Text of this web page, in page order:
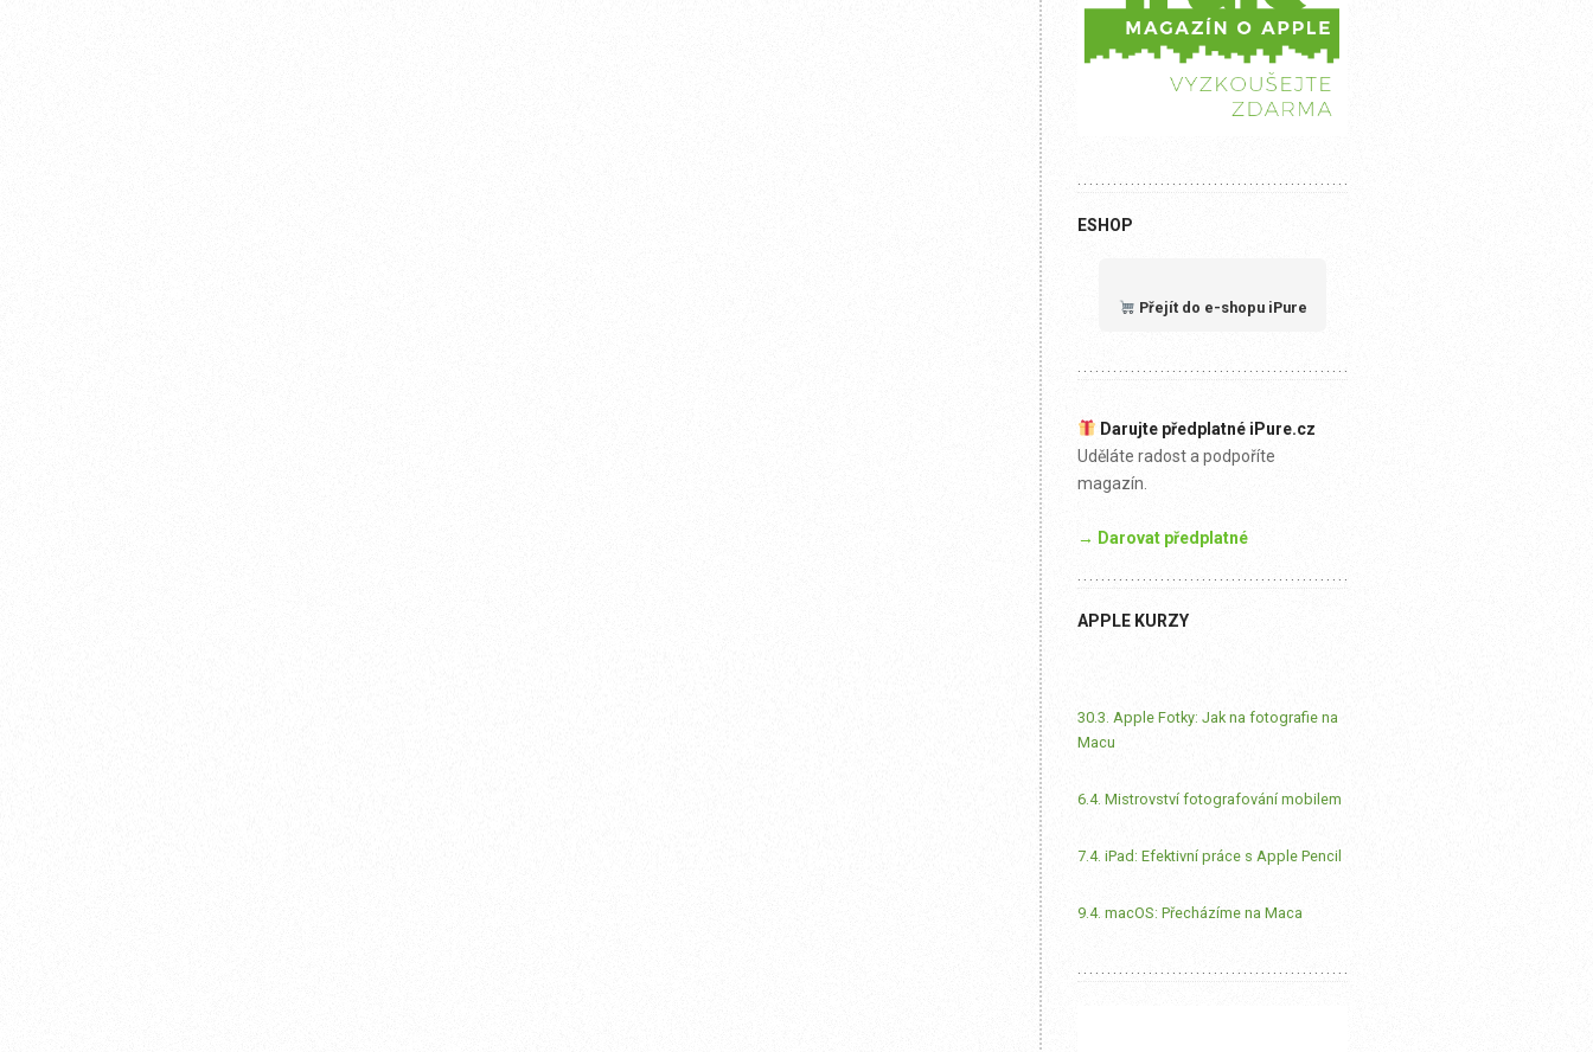
ESHOP
Přejít do e-shopu iPure
Darujte předplatné iPure.cz
Uděláte radost a podpoříte
magazín.
→ Darovat předplatné
APPLE KURZY
30.3. Apple Fotky: Jak na fotografie na
Macu
6.4. Mistrovství fotografování mobilem
7.4. iPad: Efektivní práce s Apple Pencil
9.4. macOS: Přecházíme na Maca